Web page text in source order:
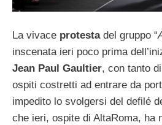
La vivace protestadel gruppo “
inscenata ieri poco prima
Jean Paul Gaultier, con tanto
ospiti costretti ad entrare da
impedito lo svolgersi del defilé
che ieri, ospite di AltaRoma, ha